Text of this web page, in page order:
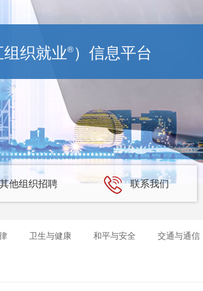
织就业® ）信息平台
他组织招聘 联系我们
卫生与健康 和平与安全 交通与通信